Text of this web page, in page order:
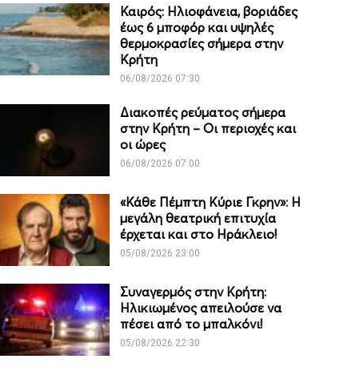
Καιρός: Ηλιοφάνεια, βοριάδες
έως 6 μποφόρ και υψηλές
θερμοκρασίες σήμερα στην
Κρήτη
06/08/2026 07:30
Διακοπές ρεύματος σήμερα
στην Κρήτη – Οι περιοχές και
οι ώρες
06/08/2026 07:00
«Κάθε Πέμπτη Κύριε Γκρην»: Η
μεγάλη θεατρική επιτυχία
έρχεται και στο Ηράκλειο!
05/08/2026 23:00
Συναγερμός στην Κρήτη:
Ηλικιωμένος απειλούσε να
πέσει από το μπαλκόνι!
05/08/2026 22:30